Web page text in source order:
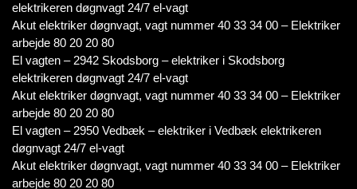
elektrikeren døgnvagt 24/7 el-vagt
Akut elektriker døgnvagt, vagt nummer 40 33 34 00 – Elektriker
arbejde 80 20 20 80
El vagten – 2942 Skodsborg – elektriker i Skodsborg
elektrikeren døgnvagt 24/7 el-vagt
Akut elektriker døgnvagt, vagt nummer 40 33 34 00 – Elektriker
arbejde 80 20 20 80
El vagten – 2950 Vedbæk – elektriker i Vedbæk elektrikeren
døgnvagt 24/7 el-vagt
Akut elektriker døgnvagt, vagt nummer 40 33 34 00 – Elektriker
arbejde 80 20 20 80